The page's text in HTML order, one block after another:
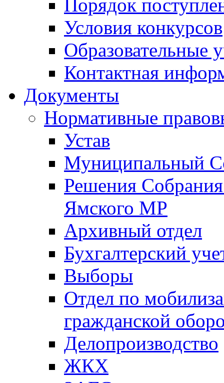
Порядок
Условия конкурсов
Образовательные
Контактная
Документы
Нормативные
Устав
Муниципальный
Решения
Ямского МР
Архивный отдел
Бухгалтерский
Выборы
Отдел по
гражданской
Делопроизводство
ЖКХ